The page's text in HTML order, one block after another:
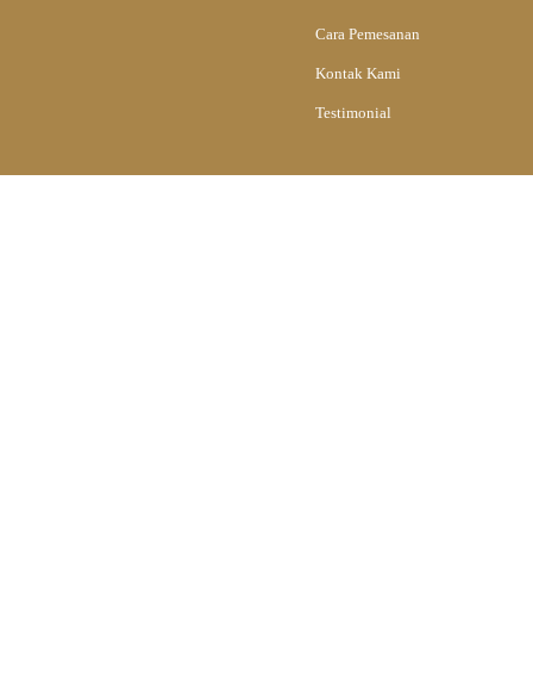
Cara Pemesanan
Kontak Kami
Testimonial